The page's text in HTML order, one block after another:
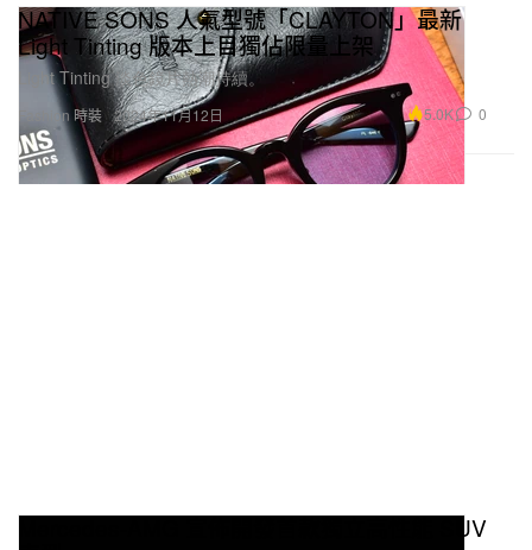
Fashion 時裝
NATIVE SONS 人氣型號「CLAYTON」最新
Light Tinting 版本上目獨佔限量上架
Light Tinting 淡色鏡片熱潮持續。
2024年11月12日 5.0K 0
Mercedes-AMG 宣佈開發首款獨立高性能 SUV